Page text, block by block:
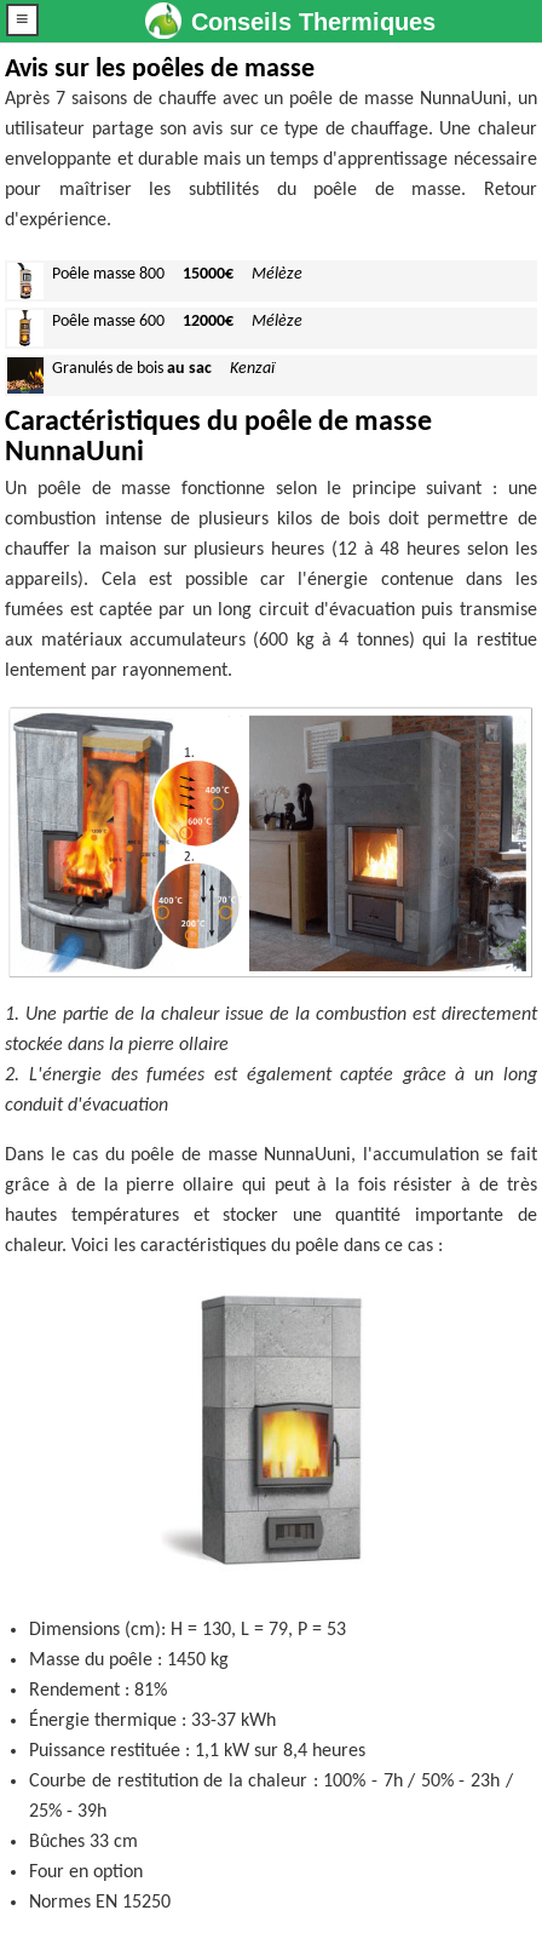
Conseils Thermiques
≡
Avis sur les poêles de masse
Après 7 saisons de chauffe avec un poêle de masse NunnaUuni, un
utilisateur partage son avis sur ce type de chauffage. Une chaleur
enveloppante et durable mais un temps d'apprentissage nécessaire
pour maîtriser les subtilités du poêle de masse. Retour
d'expérience.
Poêle masse 800 15000€ Mélèze
Poêle masse 600 12000€ Mélèze
Granulés de boisau sac Kenzaï
Caractéristiques du poêle de masse
NunnaUuni
Un poêle de masse fonctionne selon le principe suivant : une
combustion intense de plusieurs kilos de bois doit permettre de
chauffer la maison sur plusieurs heures (12 à 48 heures selon les
appareils). Cela est possible car l'énergie contenue dans les
fumées est captée par un long circuit d'évacuation puis transmise
aux matériaux accumulateurs (600 kg à 4 tonnes) qui la restitue
lentement par rayonnement.
1. Une partie de la chaleur issue de la combustion est directement
stockée dans la pierre ollaire
2. L'énergie des fumées est également captée grâce à un long
conduit d'évacuation
Dans le cas du poêle de masse NunnaUuni, l'accumulation se fait
grâce à de la pierre ollaire qui peut à la fois résister à de très
hautes températures et stocker une quantité importante de
chaleur. Voici les caractéristiques du poêle dans ce cas :
Dimensions (cm): H = 130, L = 79, P = 53
Masse du poêle : 1450 kg
Rendement : 81%
Énergie thermique : 33-37 kWh
Puissance restituée : 1,1 kW sur 8,4 heures
Courbe de restitution de la chaleur : 100% - 7h / 50% - 23h /
25% - 39h
Bûches 33 cm
Four en option
Normes EN 15250